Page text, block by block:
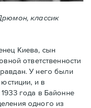
классик
Киева, сын
ответственности
У него были
и в
года в Байoнне
одного из